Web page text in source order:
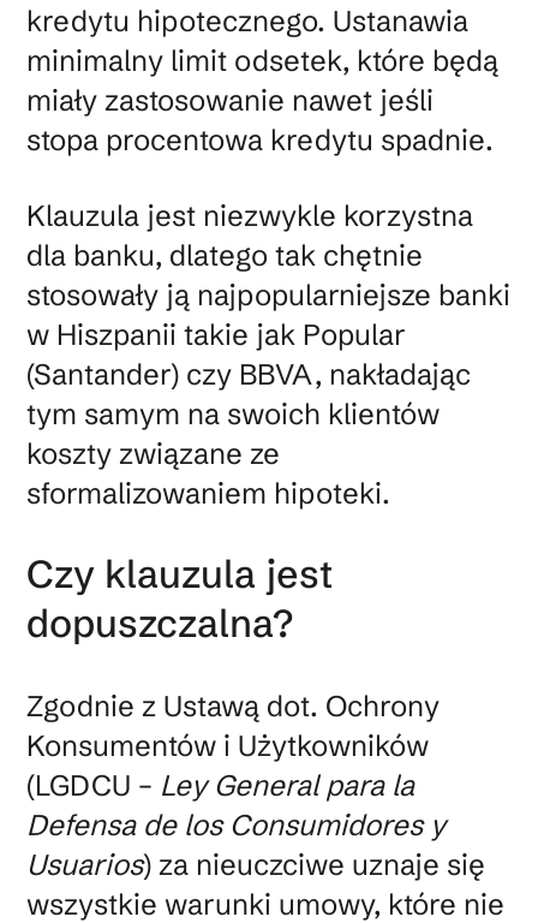
kredytu hipotecznego. Ustanawia
minimalny limit odsetek, które będą
miały zastosowanie nawet jeśli
stopa procentowa kredytu spadnie.
Klauzula jest niezwykle korzystna
dla banku, dlatego tak chętnie
stosowały ją najpopularniejsze banki
w Hiszpanii takie jak Popular
(Santander) czy BBVA, nakładając
tym samym na swoich klientów
koszty związane ze
sformalizowaniem hipoteki.
Czy klauzula jest
dopuszczalna?
Zgodnie z Ustawą dot. Ochrony
Konsumentów i Użytkowników
(LGDCU – Ley General para la
Defensa de los Consumidores y
Usuarios) za nieuczciwe uznaje się
wszystkie warunki umowy, które nie